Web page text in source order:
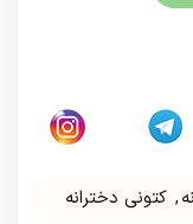
, کتونی دخترانه